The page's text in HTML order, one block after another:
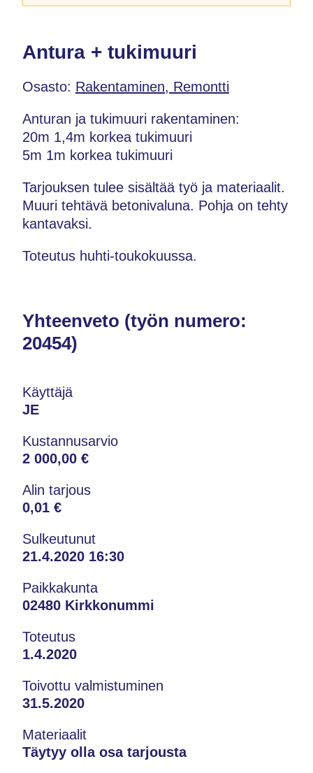
Antura + tukimuuri
Osasto: Rakentaminen, Remontti
Anturan ja tukimuuri rakentaminen:
20m 1,4m korkea tukimuuri
5m 1m korkea tukimuuri
Tarjouksen tulee sisältää työ ja materiaalit.
Muuri tehtävä betonivaluna. Pohja on tehty
kantavaksi.
Toteutus huhti-toukokuussa.
Yhteenveto (työn numero:
20454)
Käyttäjä
JE
Kustannusarvio
2 000,00 €
Alin tarjous
0,01 €
Sulkeutunut
21.4.2020 16:30
Paikkakunta
02480 Kirkkonummi
Toteutus
1.4.2020
Toivottu valmistuminen
31.5.2020
Materiaalit
Täytyy olla osa tarjousta